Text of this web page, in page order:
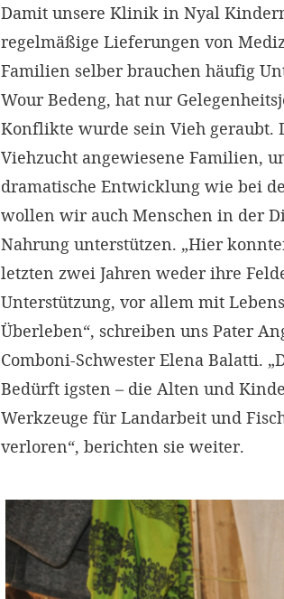
Damit unsere Klinik in Nyal
regelmäßige Lieferungen von
Familien selber brauchen häufig
Wour Bedeng, hat nur
Konflikte wurde sein Vieh geraubt.
Viehzucht angewiesene Familien,
dramatische Entwicklung wie bei
wollen wir auch Menschen in der
Nahrung unterstützen. „Hier
letzten zwei Jahren weder ihre
Unterstützung, vor allem mit
Überleben“, schreiben uns Pater
Comboni-Schwester Elena Balatti.
Bedürft igsten – die Alten und
Werkzeuge für Landarbeit und
verloren“, berichten sie weiter.